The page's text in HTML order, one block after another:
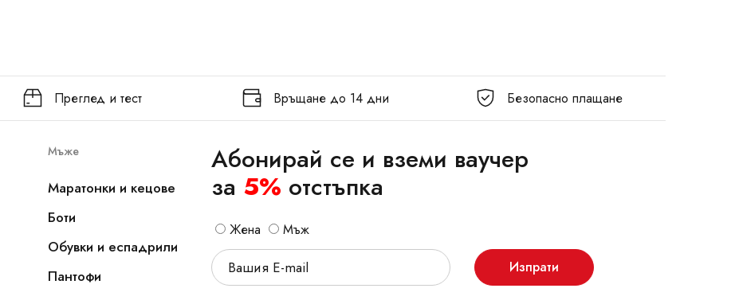
Преглед и тест Връщане до 14 дни Безопасно плащане
Мъже
Маратонки и кецове
Боти
Обувки и еспадрили
Пантофи
Абонирай се и вземи ваучер
за 5% отстъпка
Жена Мъж
Изпрати